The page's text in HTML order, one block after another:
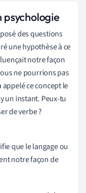
psychologie
des questions
une hypothèse à ce
notre façon
ne pourrions pas
appelé ce concept le
un instant. Peux-tu
de verbe ?
que le langage ou
notre façon de